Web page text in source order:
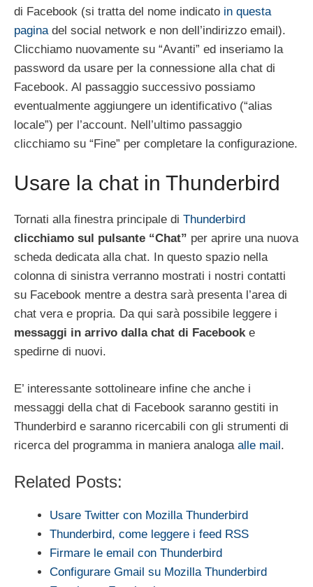
di Facebook (si tratta del nome indicato in questa
paginadel social network e non dell’indirizzo email).
Clicchiamo nuovamente su “Avanti” ed inseriamo la
password da usare per la connessione alla chat di
Facebook. Al passaggio successivo possiamo
eventualmente aggiungere un identificativo (“alias
locale”) per l’account. Nell’ultimo passaggio
clicchiamo su “Fine” per completare la configurazione.
Usare la chat in Thunderbird
Tornati alla finestra principale di Thunderbird
clicchiamo sul pulsante “Chat” per aprire una nuova
scheda dedicata alla chat. In questo spazio nella
colonna di sinistra verranno mostrati i nostri contatti
su Facebook mentre a destra sarà presenta l’area di
chat vera e propria. Da qui sarà possibile leggere i
messaggi in arrivo dalla chat di Facebooke
spedirne di nuovi.
E’ interessante sottolineare infine che anche i
messaggi della chat di Facebook saranno gestiti in
Thunderbird e saranno ricercabili con gli strumenti di
ricerca del programma in maniera analoga alle mail.
Related Posts:
Usare Twitter con Mozilla Thunderbird
Thunderbird, come leggere i feed RSS
Firmare le email con Thunderbird
Configurare Gmail su Mozilla Thunderbird